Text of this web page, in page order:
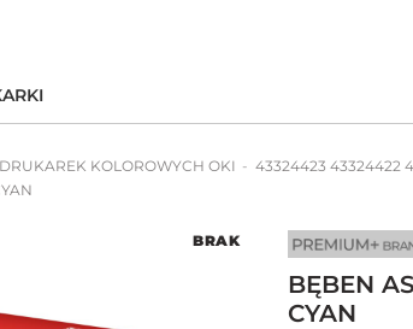
KOLOROWYCH OKI
43324423 43324422
BRAK
BĘBEN
CYAN